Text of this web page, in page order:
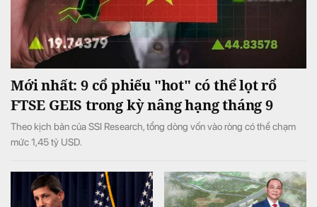
Mới nhất: 9 cổ phiếu "hot" có thể lọt rổ
FTSE GEIS trong kỳ nâng hạng tháng 9
Theo kịch bản của SSI Research, tổng dòng vốn vào ròng có thể chạm
mức 1,45 tỷ USD.